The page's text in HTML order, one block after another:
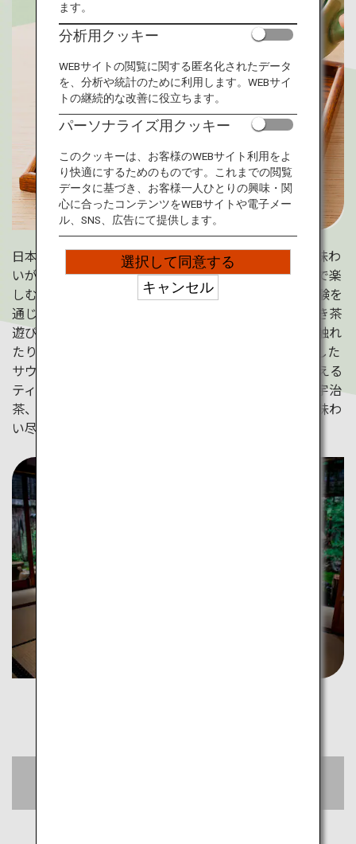
日本茶は産地や製法、淹れ方によっても異なる香りや味わ
いが楽しめる魅力的な飲み物。しかし、日本茶は飲んで楽
しむだけのものではありません。茶摘みやお茶作り体験を
通じて茶農家や職人の手仕事を体感したり、茶道や利き茶
遊びを通じて、移ろう季節を楽しむ慣習や伝統文化に触れ
たりすることもできます。今回はお茶のアロマを使用した
サウナや、茶畑が広がる風景を眺めながらお茶を味わえる
ティーテラスなどの珍しい茶体験もご紹介。京都府で宇治
茶、佐賀県で嬉野茶、鹿児島県で霧島茶と、日本茶を味わ
い尽くす旅を楽しんでみませんか？
ます。
分析用クッキー
WEBサイトの閲覧に関する匿名化されたデータ
を、分析や統計のために利用します。WEBサイ
トの継続的な改善に役立ちます。
パーソナライズ用クッキー
このクッキーは、お客様のWEBサイト利用をよ
り快適にするためのものです。これまでの閲覧
データに基づき、お客様一人ひとりの興味・関
心に合ったコンテンツをWEBサイトや電子メー
ル、SNS、広告にて提供します。
選択して同意する
キャンセル